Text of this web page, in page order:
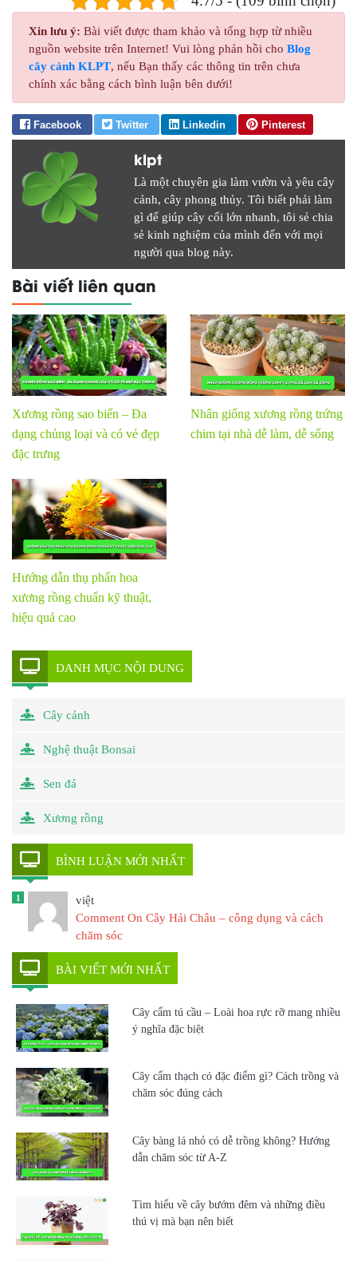
Xin lưu ý: Bài viết được tham khảo và tổng hợp từ nhiều
nguồn website trên Internet! Vui lòng phản hồi cho Blog
cây cảnh KLPT, nếu Bạn thấy các thông tin trên chưa
chính xác bằng cách bình luận bên dưới!
Facebook Twitter Linkedin Pinterest
klpt
Là một chuyên gia làm vườn và yêu cây
cảnh, cây phong thủy. Tôi biết phải làm
gì để giúp cây cối lớn nhanh, tôi sẻ chia
sẻ kinh nghiệm của mình đến với mọi
người qua blog này.
Bài viết liên quan
Xương rồng sao biển – Đa
dạng chủng loại và có vẻ đẹp
đặc trưng
Nhân giống xương rồng trứng
chim tại nhà dễ làm, dễ sống
Hướng dẫn thụ phấn hoa
xương rồng chuẩn kỹ thuật,
hiệu quả cao
DANH MỤC NỘI DUNG
Cây cảnh
Nghệ thuật Bonsai
Sen đá
Xương rồng
BÌNH LUẬN MỚI NHẤT
1
việt
Comment On Cây Hải Châu – công dụng và cách
chăm sóc
BÀI VIẾT MỚI NHẤT
Cây cẩm tú cầu – Loài hoa rực rỡ mang nhiều
ý nghĩa đặc biệt
Cây cẩm thạch có đặc điểm gì? Cách trồng và
chăm sóc đúng cách
Cây bàng lá nhỏ có dễ trồng không? Hướng
dẫn chăm sóc từ A-Z
Tìm hiểu về cây bướm đêm và những điều
thú vị mà bạn nên biết